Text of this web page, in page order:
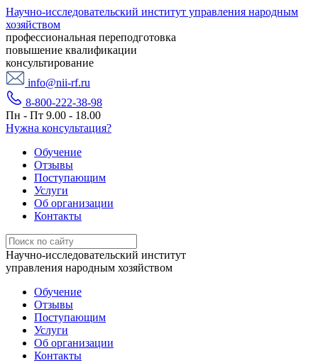
Научно-исследовательский институт управления народным
хозяйством
профессиональная переподготовка
повышение квалификации
консультирование
info@nii-rf.ru
8-800-222-38-98
Пн - Пт 9.00 - 18.00
Нужна консультация?
Обучение
Отзывы
Поступающим
Услуги
Об организации
Контакты
Научно-исследовательский институт
управления народным хозяйством
Обучение
Отзывы
Поступающим
Услуги
Об организации
Контакты